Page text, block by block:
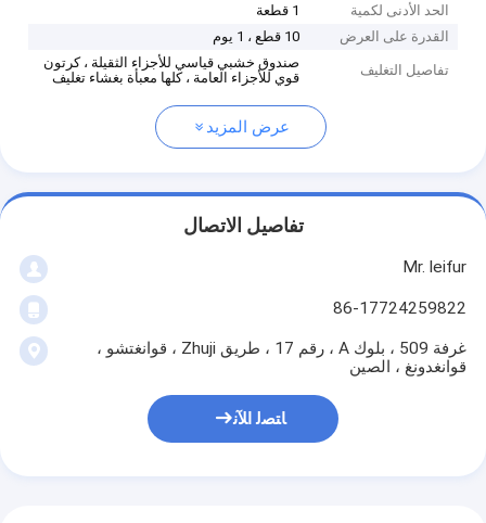
الحد الأدنى لكمية
1 قطعة
القدرة على العرض
10 قطع ، 1 يوم
تفاصيل التغليف
صندوق خشبي قياسي للأجزاء الثقيلة ، كرتون
قوي للأجزاء العامة ، كلها معبأة بغشاء تغليف
عرض المزيد
تفاصيل الاتصال
Mr. leifur
86-17724259822
غرفة 509 ، بلوك A ، رقم 17 ، طريق Zhuji ، قوانغتشو ،
قوانغدونغ ، الصين
ﺎﺘﺼﻟ ﺍﻶﻧ